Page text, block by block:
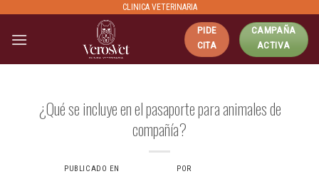
content
CLINICA VETERINARIA
PIDE
CITA
CAMPAÑA
ACTIVA
¿Qué se incluye en el pasaporte para animales de
compañía?
PUBLICADO EN POR